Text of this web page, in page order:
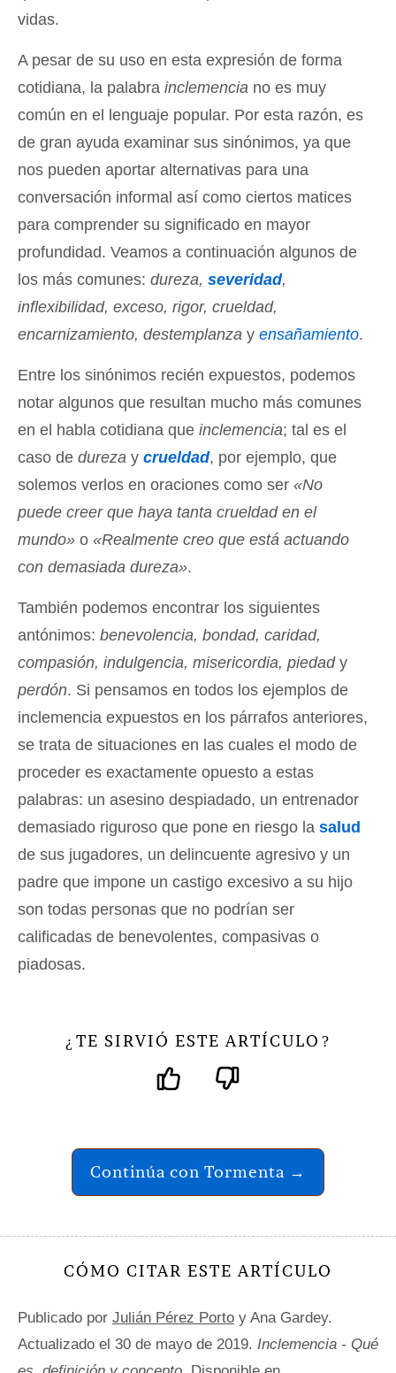
vidas.
A pesar de su uso en esta expresión de forma
cotidiana, la palabra inclemencia no es muy
común en el lenguaje popular. Por esta razón, es
de gran ayuda examinar sus sinónimos, ya que
nos pueden aportar alternativas para una
conversación informal así como ciertos matices
para comprender su significado en mayor
profundidad. Veamos a continuación algunos de
los más comunes: dureza, severidad,
inflexibilidad, exceso, rigor, crueldad,
encarnizamiento, destemplanza y ensañamiento.
Entre los sinónimos recién expuestos, podemos
notar algunos que resultan mucho más comunes
en el habla cotidiana que inclemencia; tal es el
caso de dureza y crueldad, por ejemplo, que
solemos verlos en oraciones como ser «No
puede creer que haya tanta crueldad en el
mundo» o «Realmente creo que está actuando
con demasiada dureza».
También podemos encontrar los siguientes
antónimos: benevolencia, bondad, caridad,
compasión, indulgencia, misericordia, piedady
perdón. Si pensamos en todos los ejemplos de
inclemencia expuestos en los párrafos anteriores,
se trata de situaciones en las cuales el modo de
proceder es exactamente opuesto a estas
palabras: un asesino despiadado, un entrenador
demasiado riguroso que pone en riesgo la salud
de sus jugadores, un delincuente agresivo y un
padre que impone un castigo excesivo a su hijo
son todas personas que no podrían ser
calificadas de benevolentes, compasivas o
piadosas.
¿ TE SIRVIÓ ESTE ARTÍCULO ?
Continúa con Tormenta →
CÓMO CITAR ESTE ARTÍCULO
Publicado por Julián Pérez Porto y Ana Gardey.
Actualizado el 30 de mayo de 2019. Inclemencia - Qué